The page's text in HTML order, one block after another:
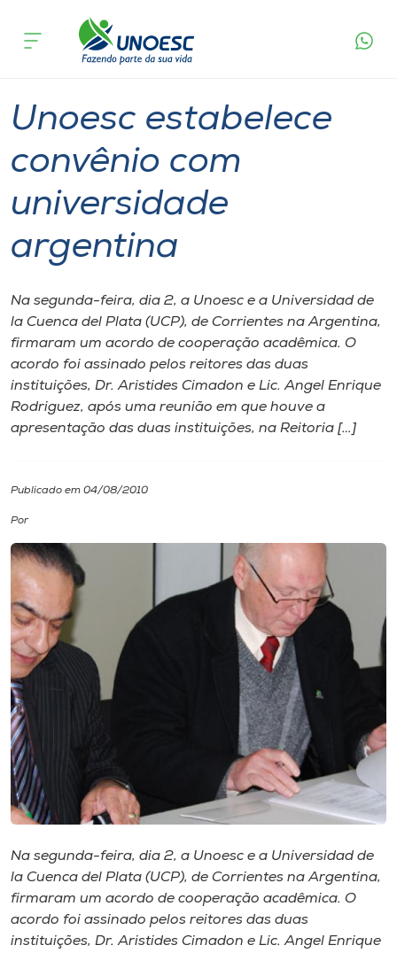
Cursos
Atendimento ao Estudante
Portal de Ensino
A
Internacionalização
I.nova
Diplomados
Cultura
CPA
Biblioteca
Editora
Rádio
Museu
Unoesc
Store
acontece
Unoesc estabelece
convênio com
universidade
argentina
Na segunda-feira, dia 2, a Unoesc e a Universidad de
la Cuenca del Plata (UCP), de Corrientes na Argentina,
firmaram um acordo de cooperação acadêmica. O
acordo foi assinado pelos reitores das duas
instituições, Dr. Aristides Cimadon e Lic. Angel Enrique
Rodriguez, após uma reunião em que houve a
apresentação das duas instituições, na Reitoria […]
Publicado em 04/08/2010
Por
Na segunda-feira, dia 2, a Unoesc e a Universidad de
la Cuenca del Plata (UCP), de Corrientes na Argentina,
firmaram um acordo de cooperação acadêmica. O
acordo foi assinado pelos reitores das duas
instituições, Dr. Aristides Cimadon e Lic. Angel Enrique